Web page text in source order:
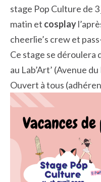
stage Pop Culture de
matin et cosplay
cheerlie’s crew et
Ce stage se déroulera
au Lab’Art’ (Avenue
Ouvert à tous